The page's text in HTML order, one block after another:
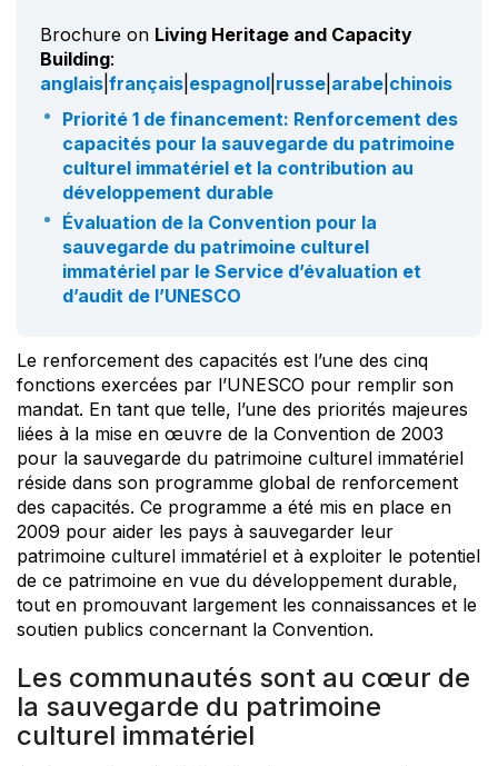
Brochure on Living Heritage and Capacity
Building:
anglais français espagnol russe arabe chinois
Priorité 1 de financement: Renforcement des
capacités pour la sauvegarde du patrimoine
culturel immatériel et la contribution au
développement durable
Évaluation de la Convention pour la
sauvegarde du patrimoine culturel
immatériel par le Service d’évaluation et
d’audit de l’UNESCO
Le renforcement des capacités est l’une des cinq
fonctions exercées par l’UNESCO pour remplir son
mandat. En tant que telle, l’une des priorités majeures
liées à la mise en œuvre de la Convention de 2003
pour la sauvegarde du patrimoine culturel immatériel
réside dans son programme global de renforcement
des capacités. Ce programme a été mis en place en
2009 pour aider les pays à sauvegarder leur
patrimoine culturel immatériel et à exploiter le potentiel
de ce patrimoine en vue du développement durable,
tout en promouvant largement les connaissances et le
soutien publics concernant la Convention.
Les communautés sont au cœur de
la sauvegarde du patrimoine
culturel immatériel